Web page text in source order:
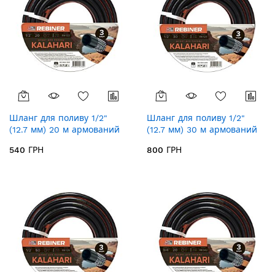
Шланг для поливу 1/2"
(12.7 мм) 20 м армований
540 ГРН
Шланг для поливу 1/2"
(12.7 мм) 30 м армований
800 ГРН